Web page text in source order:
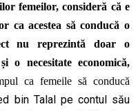
femeilor,consideră că e
ca acestea să conducă o
nureprezintă doar o
și o necesitate economică,
ca femeile să conducă
bin Talal pe contul său